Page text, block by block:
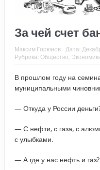
За чей счет
Максим Горюнов Дата:
Рубрика: Общество
В прошлом году на
муниципальными
— Откуда у России
— С нефти, с газа, с
с улыбками.
— А где у нас нефть и газ?